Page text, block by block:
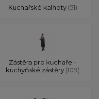
Kuchařské kalhoty (51)
Zástěra pro kuchaře -
kuchyňské zástěry (109)